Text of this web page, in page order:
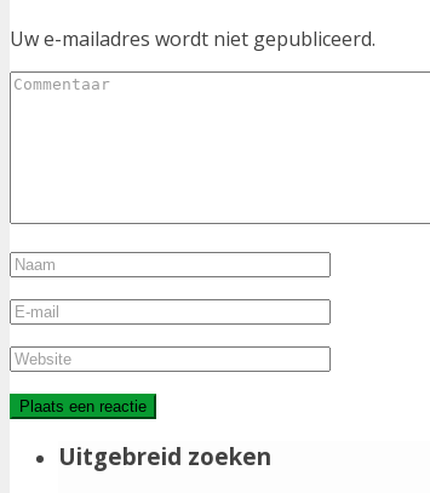
Uw e-mailadres wordt niet gepubliceerd.
Uitgebreid zoeken